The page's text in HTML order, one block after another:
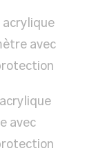
acrylique
avec
avec